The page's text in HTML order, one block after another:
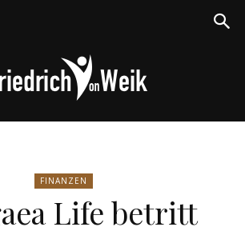
von
FINANZEN
Life betritt